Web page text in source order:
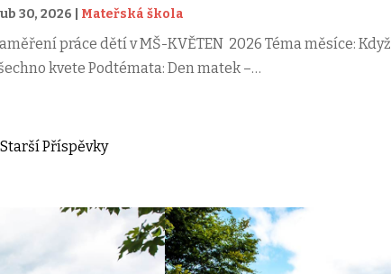
30, 2026 Mateřská škola
práce dětí v MŠ-KVĚTEN 2026 Téma měsíce: Když
kvete Podtémata: Den matek –…
Starší Příspěvky